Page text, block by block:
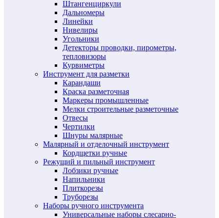
Штангенциркули
Дальномеры
Линейки
Нивелиры
Угольники
Детекторы проводки, пирометры,
тепловизоры
Курвиметры
Инструмент для разметки
Карандаши
Краска разметочная
Маркеры промышленные
Мелки строительные разметочные
Отвесы
Чертилки
Шнуры малярные
Малярный и отделочный инструмент
Кордщетки ручные
Режущий и пильный инструмент
Лобзики ручные
Напильники
Плиткорезы
Труборезы
Наборы ручного инструмента
Универсальные наборы слесарно-